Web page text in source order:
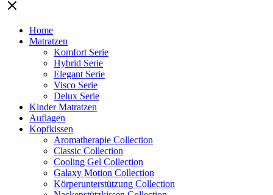
Home
Matratzen
Komfort Serie
Hybrid Serie
Elegant Serie
Visco Serie
Delux Serie
Kinder Matratzen
Auflagen
Kopfkissen
Aromatherapie Collection
Classic Collection
Cooling Gel Collection
Galaxy Motion Collection
Körperunterstützung Collection